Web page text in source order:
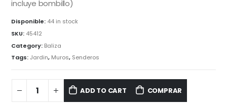
incluye bombillo)
Disponible: 44 in stock
SKU: 45412
Category: Baliza
Tags:Jardin, Muros, Senderos
ADD TO CART COMPRAR